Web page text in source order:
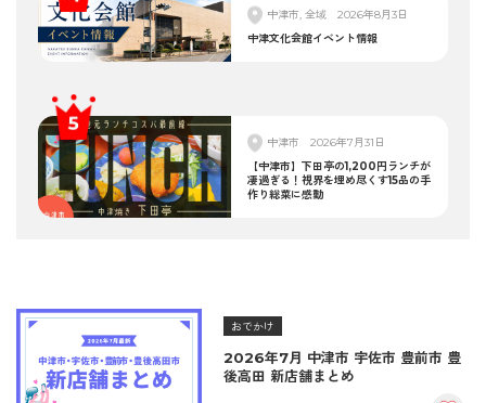
中津市, 全域
2026年8月3日
中津文化会館イベント情報
中津市
2026年7月31日
【中津市】下田亭の1,200円ランチが
凄過ぎる！視界を埋め尽くす15品の手
作り総菜に感動
おでかけ
2026年7月 中津市 宇佐市 豊前市 豊
後高田 新店舗まとめ